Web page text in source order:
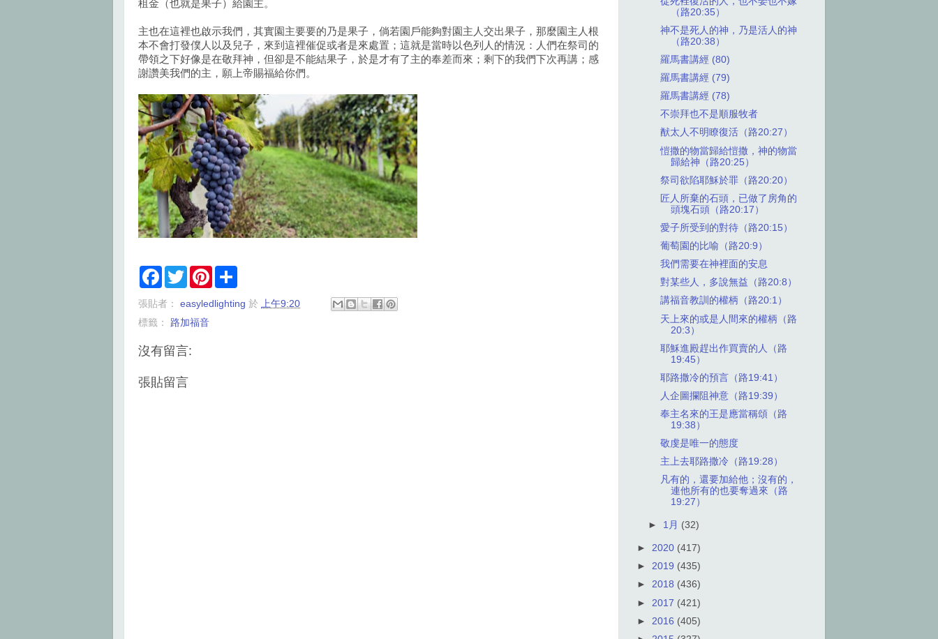
租金（也就是果子）給園主。
主也在這裡也啟示我們，其實園主要要的乃是果子，倘若園戶能夠對園主人交出果子，那麼園主人根
本不會打發僕人以及兒子，來到這裡催促或者是來處置；這就是當時以色列人的情況：人們在祭司的
帶領之下好像是在敬拜神，但卻是不能結果子，於是才有了主的奉差而來；剩下的我們下次再講；感
謝讚美我們的主，願上帝賜福給你們。
F
e
o
k
T
w
t
e
P
t
r
張貼者： easyledlighting 於
上午9:20
標籤： 路加福音
沒有留言:
張貼留言
（路20:35）
神不是死人的神，乃是活人的神
（路20:38）
羅馬書講經 (80)
羅馬書講經 (79)
羅馬書講經 (78)
不崇拜也不是順服牧者
猷太人不明瞭復活（路20:27）
愷撒的物當歸給愷撒，神的物當
歸給神（路20:25）
祭司欲陷耶穌於罪（路20:20）
匠人所棄的石頭，已做了房角的
頭塊石頭（路20:17）
愛子所受到的對待（路20:15）
葡萄園的比喻（路20:9）
我們需要在神裡面的安息
對某些人，多說無益（路20:8）
講福音教訓的權柄（路20:1）
天上來的或是人間來的權柄（路
20:3）
耶穌進殿趕出作買賣的人（路
19:45）
耶路撒冷的預言（路19:41）
人企圖攔阻神意（路19:39）
奉主名來的王是應當稱頌（路
19:38）
敬虔是唯一的態度
主上去耶路撒冷（路19:28）
凡有的，還要加給他；沒有的，
連他所有的也要奪過來（路
19:27）
► 1月 (32)
► 2020 (417)
► 2019 (435)
► 2018 (436)
► 2017 (421)
► 2016 (405)